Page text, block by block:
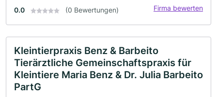
0.0 (0 Bewertungen) Firma bewerten
Kleintierpraxis Benz & Barbeito
Tierärztliche Gemeinschaftspraxis für
Kleintiere Maria Benz & Dr. Julia Barbeito
PartG